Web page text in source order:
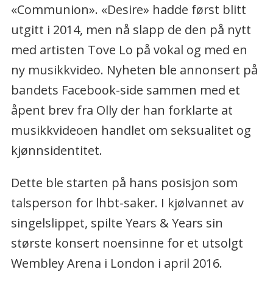
«Communion». «Desire» hadde først blitt
utgitt i 2014, men nå slapp de den på nytt
med artisten Tove Lo på vokal og med en
ny musikkvideo. Nyheten ble annonsert på
bandets Facebook-side sammen med et
åpent brev fra Olly der han forklarte at
musikkvideoen handlet om seksualitet og
kjønnsidentitet.
Dette ble starten på hans posisjon som
talsperson for lhbt-saker. I kjølvannet av
singelslippet, spilte Years & Years sin
største konsert noensinne for et utsolgt
Wembley Arena i London i april 2016.